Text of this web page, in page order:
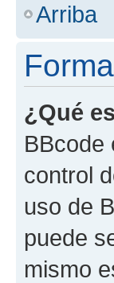
Arriba
¿Qué
BBcode
control
uso de
puede
mismo